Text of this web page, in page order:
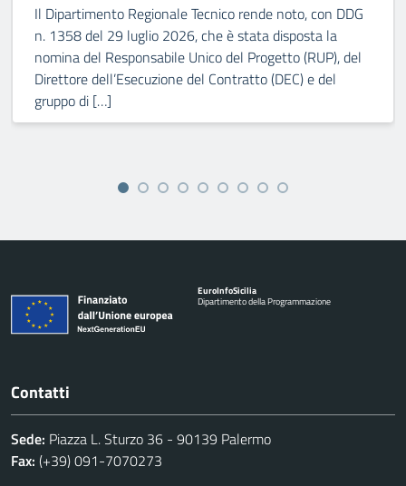
Il Dipartimento Regionale Tecnico rende noto, con DDG
n. 1358 del 29 luglio 2026, che è stata disposta la
nomina del Responsabile Unico del Progetto (RUP), del
Direttore dell’Esecuzione del Contratto (DEC) e del
gruppo di […]
EuroInfoSicilia
Dipartimento della Programmazione
Contatti
Sede: Piazza L. Sturzo 36 - 90139 Palermo
Fax: (+39) 091-7070273